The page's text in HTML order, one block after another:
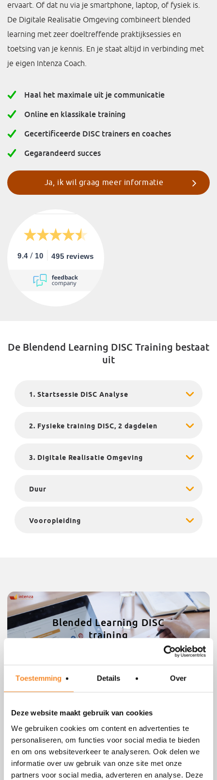
Toestemming Details Over
Deze website maakt gebruik van cookies
We gebruiken cookies om content en advertenties te
personaliseren, om functies voor social media te bieden
en om ons websiteverkeer te analyseren. Ook delen we
informatie over uw gebruik van onze site met onze
partners voor social media, adverteren en analyse. Deze
ervaart. Of dat nu via je smartphone, laptop, of fysiek is.
De Digitale Realisatie Omgeving combineert blended
learning met zeer doeltreffende praktijksessies en
toetsing van je kennis. En je staat altijd in verbinding met
je eigen Intenza Coach.
Haal het maximale uit je communicatie
Online en klassikale training
Gecertificeerde DISC trainers en coaches
Gegarandeerd succes
Ja, ik wil graag meer informatie
9.4 / 10 495 reviews
De Blendend Learning DISC Training bestaat
uit
1. Startsessie DISC Analyse
2. Fysieke training DISC, 2 dagdelen
3. Digitale Realisatie Omgeving
Duur
Vooropleiding
Blended Learning DISC
training
Bekijk de demo van de online
DISC training